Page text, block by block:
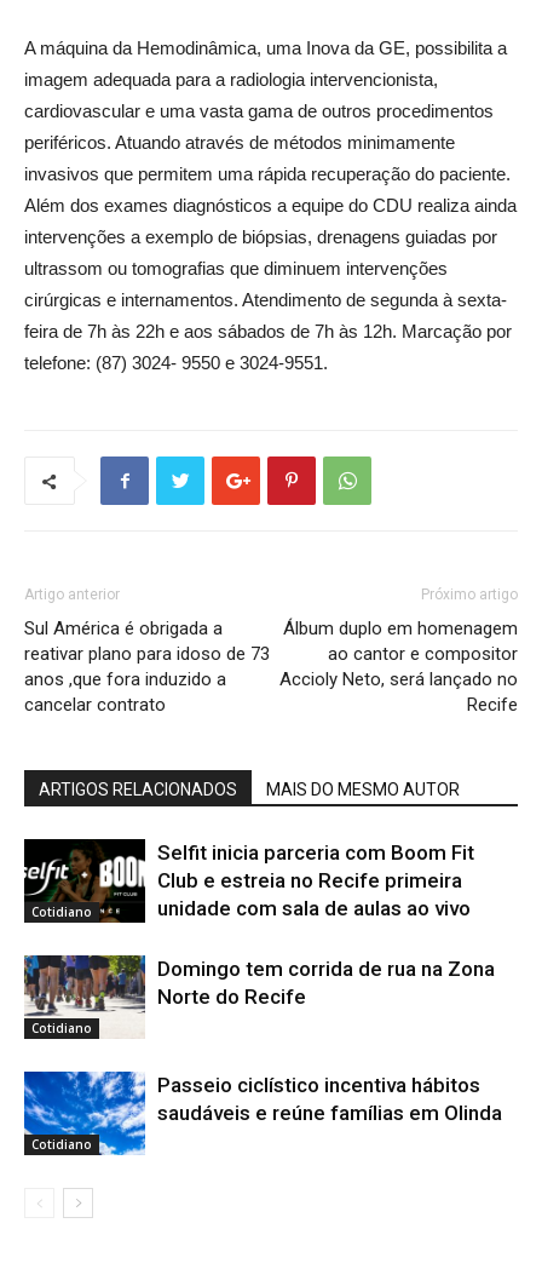
A máquina da Hemodinâmica, uma Inova da GE, possibilita a
imagem adequada para a radiologia intervencionista,
cardiovascular e uma vasta gama de outros procedimentos
periféricos. Atuando através de métodos minimamente
invasivos que permitem uma rápida recuperação do paciente.
Além dos exames diagnósticos a equipe do CDU realiza ainda
intervenções a exemplo de biópsias, drenagens guiadas por
ultrassom ou tomografias que diminuem intervenções
cirúrgicas e internamentos. Atendimento de segunda à sexta-
feira de 7h às 22h e aos sábados de 7h às 12h. Marcação por
telefone: (87) 3024- 9550 e 3024-9551.
Artigo anterior
Sul América é obrigada a
reativar plano para idoso de 73
anos ,que fora induzido a
cancelar contrato
Próximo artigo
Álbum duplo em homenagem
ao cantor e compositor
Accioly Neto, será lançado no
Recife
ARTIGOS RELACIONADOS MAIS DO MESMO AUTOR
Cotidiano
Selfit inicia parceria com Boom Fit
Club e estreia no Recife primeira
unidade com sala de aulas ao vivo
Cotidiano
Domingo tem corrida de rua na Zona
Norte do Recife
Cotidiano
Passeio ciclístico incentiva hábitos
saudáveis e reúne famílias em Olinda